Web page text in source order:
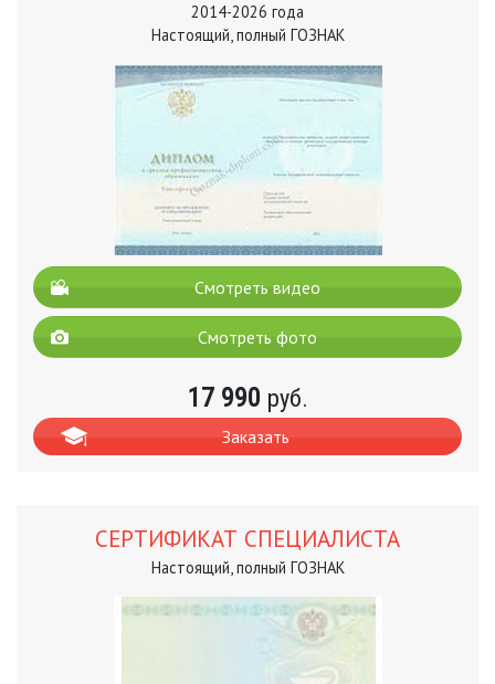
2014-2026 года
Настоящий, полный ГОЗНАК
Смотреть видео
Смотреть фото
17 990 руб.
Заказать
СЕРТИФИКАТ СПЕЦИАЛИСТА
Настоящий, полный ГОЗНАК